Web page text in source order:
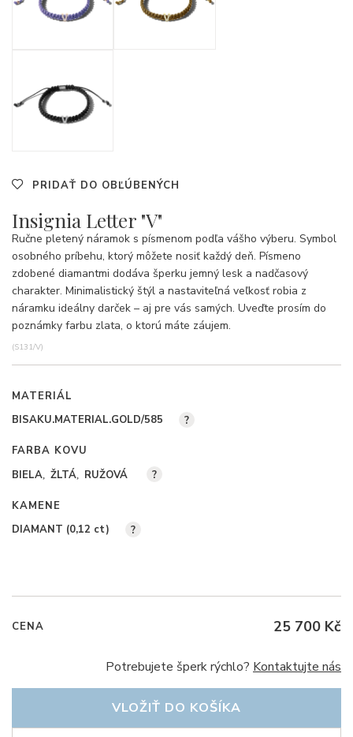
PRIDAŤ DO OBĽÚBENÝCH
Insignia Letter "V"
Ručne pletený náramok s písmenom podľa vášho výberu. Symbol
osobného príbehu, ktorý môžete nosiť každý deň. Písmeno
zdobené diamantmi dodáva šperku jemný lesk a nadčasový
charakter. Minimalistický štýl a nastaviteľná veľkosť robia z
náramku ideálny darček – aj pre vás samých. Uveďte prosím do
poznámky farbu zlata, o ktorú máte záujem.
(S131/V)
MATERIÁL
BISAKU.MATERIAL.GOLD/585
?
FARBA KOVU
BIELA ŽLTÁ RUŽOVÁ ?
KAMENE
DIAMANT (0,12 ct) ?
CENA 25 700 Kč
Potrebujete šperk rýchlo? Kontaktujte nás
VLOŽIŤ DO KOŠÍKA